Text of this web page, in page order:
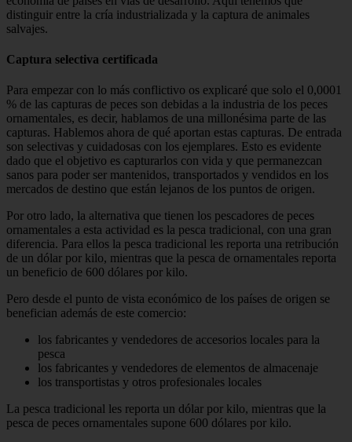
distinguir entre la cría industrializada y la captura de animales
salvajes.
Captura selectiva certificada
Para empezar con lo más conflictivo os explicaré que solo el 0,0001
% de las capturas de peces son debidas a la industria de los peces
ornamentales, es decir, hablamos de una millonésima parte de las
capturas. Hablemos ahora de qué aportan estas capturas. De entrada
son selectivas y cuidadosas con los ejemplares. Esto es evidente
dado que el objetivo es capturarlos con vida y que permanezcan
sanos para poder ser mantenidos, transportados y vendidos en los
mercados de destino que están lejanos de los puntos de origen.
Por otro lado, la alternativa que tienen los pescadores de peces
ornamentales a esta actividad es la pesca tradicional, con una gran
diferencia. Para ellos la pesca tradicional les reporta una retribución
de un dólar por kilo, mientras que la pesca de ornamentales reporta
un beneficio de 600 dólares por kilo.
Pero desde el punto de vista económico de los países de origen se
benefician además de este comercio:
los fabricantes y vendedores de accesorios locales para la
pesca
los fabricantes y vendedores de elementos de almacenaje
los transportistas y otros profesionales locales
La pesca tradicional les reporta un dólar por kilo, mientras que la
pesca de peces ornamentales supone 600 dólares por kilo.